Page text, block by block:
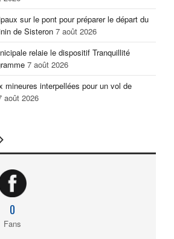
sur le pont pour préparer le départ du
de Sisteron 7 août 2026
relaie le dispositif Tranquillité
7 août 2026
mineures interpellées pour un vol de
août 2026
0
Fans